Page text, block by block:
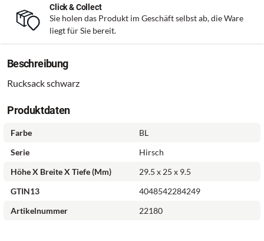
Click & Collect
Sie holen das Produkt im Geschäft selbst ab, die Ware
liegt für Sie bereit.
Beschreibung
Rucksack schwarz
Produktdaten
Farbe
BL
Serie
Hirsch
Höhe X Breite X Tiefe (mm)
29.5 x 25 x 9.5
GTIN13
4048542284249
Artikelnummer
22180